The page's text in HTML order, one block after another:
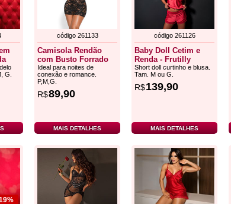
G.
código 261133
Camisola Rendão
com Busto Forrado
Ideal para noites de
conexão e romance.
P,M,G.
R$89,90
MAIS DETALHES
código 261126
Baby Doll Cetim e
Renda - Frutilly
Short doll curtinho e blusa.
Tam. M ou G.
R$139,90
MAIS DETALHES